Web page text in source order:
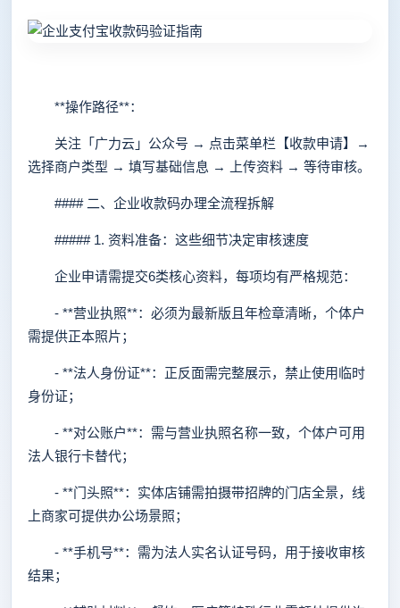
**操作路径**：
关注「广力云」公众号 → 点击菜单栏【收款申请】→
选择商户类型 → 填写基础信息 → 上传资料 → 等待审核。
#### 二、企业收款码办理全流程拆解
##### 1. 资料准备：这些细节决定审核速度
企业申请需提交6类核心资料，每项均有严格规范：
- **营业执照**：必须为最新版且年检章清晰，个体户
需提供正本照片；
- **法人身份证**：正反面需完整展示，禁止使用临时
身份证；
- **对公账户**：需与营业执照名称一致，个体户可用
法人银行卡替代；
- **门头照**：实体店铺需拍摄带招牌的门店全景，线
上商家可提供办公场景照；
- **手机号**：需为法人实名认证号码，用于接收审核
结果；